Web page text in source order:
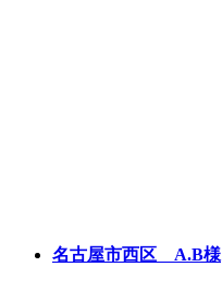
名古屋市西区 A.B様